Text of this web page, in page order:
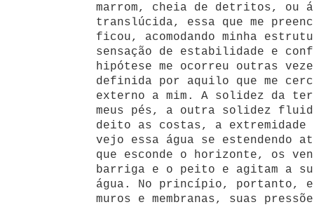
marrom, cheia de detritos, ou
translúcida, essa que me
ficou, acomodando minha
sensação de estabilidade e
hipótese me ocorreu outras
definida por aquilo que me
externo a mim. A solidez da
meus pés, a outra solidez fluida
deito as costas, a extremidade
vejo essa água se estendendo
que esconde o horizonte, os
barriga e o peito e agitam a
água. No princípio, portanto,
muros e membranas, suas